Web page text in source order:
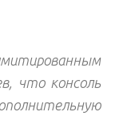
что консоль